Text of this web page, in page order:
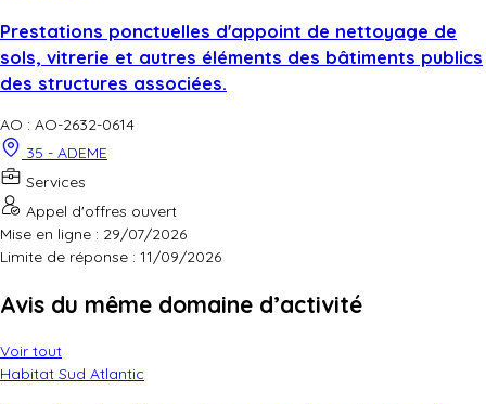
Prestations ponctuelles d'appoint de nettoyage de
sols, vitrerie et autres éléments des bâtiments publics
des structures associées.
AO : AO-2632-0614
35 - ADEME
Services
Appel d'offres ouvert
Mise en ligne : 29/07/2026
Limite de réponse : 11/09/2026
Avis du même domaine d’activité
Voir tout
Habitat Sud Atlantic